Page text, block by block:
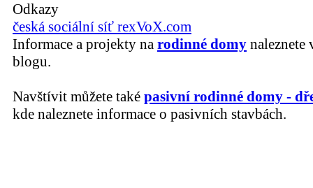
Odkazy
česká sociální síť rexVoX.com
Informace a projekty na rodinné domy naleznete
blogu.
Navštívit můžete také pasivní rodinné domy -
kde naleznete informace o pasivních stavbách.